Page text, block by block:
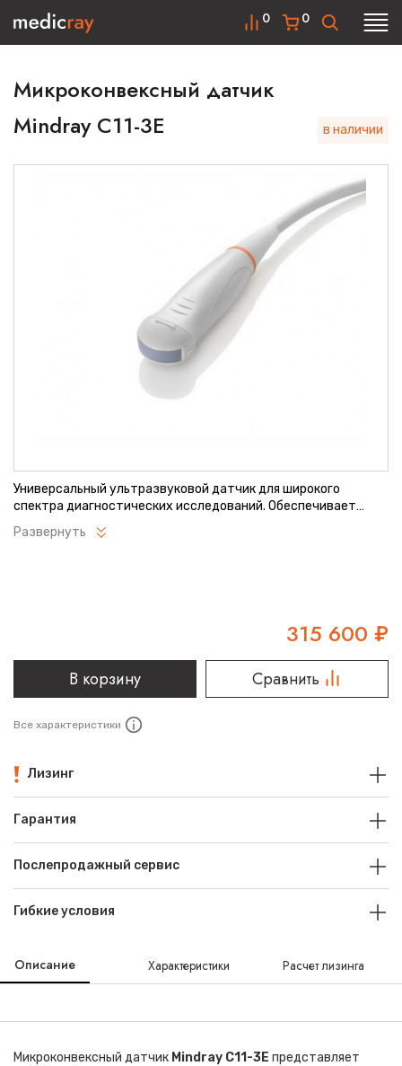
0
0
Микроконвексный датчик
Mindray C11-3E
в наличии
Универсальный ультразвуковой датчик для широкого
спектра диагностических исследований. Обеспечивает
высокую детализацию изображения при сканировании
различных органов и структур. Эргономичный дизайн
Развернуть
315 600 ₽
В корзину Сравнить
Все характеристики
Лизинг
Гарантия
Послепродажный сервис
Гибкие условия
Описание Характеристики Расчет лизинга
Микроконвексный датчик Mindray C11-3E представляет